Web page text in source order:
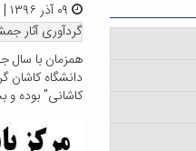
گردآوری آثار
همزمان با سال
دانشگاه
کاشانی" بوده و